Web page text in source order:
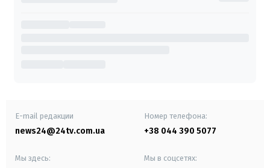
E-mail редакции
news24@24tv.com.ua
Номер телефона:
+38 044 390 5077
Мы здесь: Мы в соцсетях: